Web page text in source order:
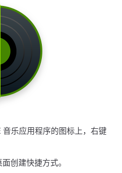
乐应用程序的图标上，右键
创建快捷方式。